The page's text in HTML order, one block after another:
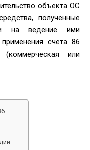
объекта ОС
полученные
на ведение ими
счета 86
или